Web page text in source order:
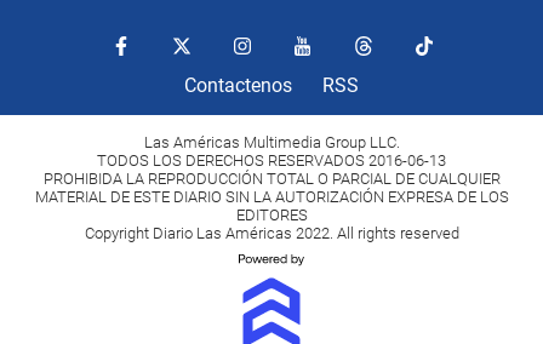
Contactenos RSS
Las Américas Multimedia Group LLC.
TODOS LOS DERECHOS RESERVADOS 2016-06-13
PROHIBIDA LA REPRODUCCIÓN TOTAL O PARCIAL DE CUALQUIER
MATERIAL DE ESTE DIARIO SIN LA AUTORIZACIÓN EXPRESA DE LOS
EDITORES
Copyright Diario Las Américas 2022. All rights reserved